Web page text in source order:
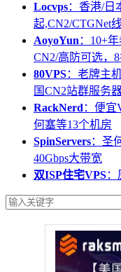
Locvps：香港/日
起,CN2/CTGNet
AoyoYun ：10+
CN2/高防可选，
80VPS：老牌主
国CN2站群服务
RackNerd ：便宜
何塞等13个机房
SpinServers：圣
40Gbps大带宽
双ISP住宅VPS：